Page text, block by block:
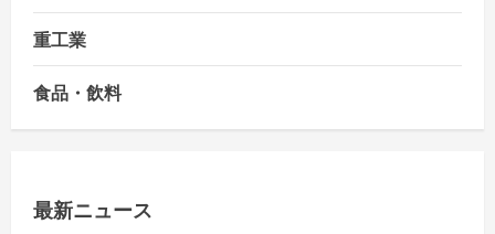
重工業
食品・飲料
最新ニュース